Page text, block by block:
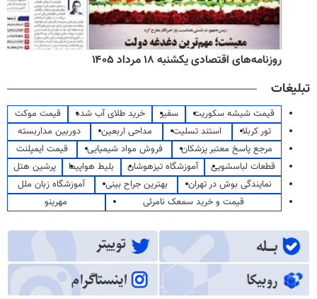
روزنامه‌های اقتصادی یکشنبه ۱۸ مرداد ۱۴۰۵
تبلیغات
قیمت شیشه سکوریت سفیر خرید طلای آب شده
قیمت موکت
تور کربلا
استند تسلیت مداحی اربعین
دوربین مداربسته
مرجع پاسخ معتبر پزشکان
فروش مواد شیمیایی
قیمت ایمپلنت
قطعات لباسشویی
آموزشگاه تیزهوشان بلیط هواپیما
پرشین هتل
نمایندگی بوش در تهران
بهترین جراح بینی
آموزشگاه زبان ملل
قیمت و خرید سمعک نامرئی
مهرینو